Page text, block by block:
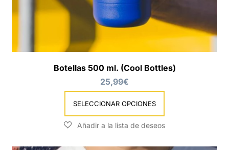
Botellas 500 ml. (Cool Bottles)
25,99€
SELECCIONAR OPCIONES